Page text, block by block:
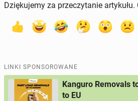
Dziękujemy za przeczytanie
LINKI SPONSOROWANE
Kanguro Removals
to EU